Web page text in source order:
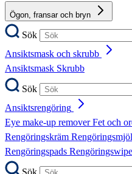
Ögon, fransar och bryn
Sök
Ansiktsmask och skrubb
Ansiktsmask Skrubb
Sök
Ansiktsrengöring
Eye make-up removerFet och
Rengöringskräm
Rengöringspads